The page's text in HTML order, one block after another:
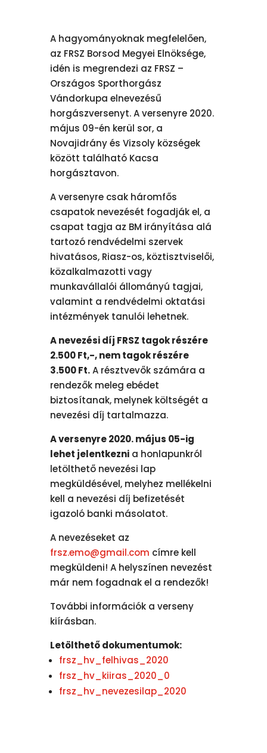
A hagyományoknak megfelelően,
az FRSZ Borsod Megyei Elnöksége,
idén is megrendezi az FRSZ –
Országos Sporthorgász
Vándorkupa elnevezésű
horgászversenyt. A versenyre 2020.
május 09-én kerül sor, a
Novajidrány és Vizsoly községek
között található Kacsa
horgásztavon.
A versenyre csak háromfős
csapatok nevezését fogadják el, a
csapat tagja az BM irányítása alá
tartozó rendvédelmi szervek
hivatásos, Riasz-os, köztisztviselői,
közalkalmazotti vagy
munkavállalói állományú tagjai,
valamint a rendvédelmi oktatási
intézmények tanulói lehetnek.
A nevezési díj FRSZ tagok részére
2.500 Ft,-, nem tagok részére
3.500 Ft.A résztvevők számára a
rendezők meleg ebédet
biztosítanak, melynek költségét a
nevezési díj tartalmazza.
A versenyre 2020. május 05-ig
lehet jelentkezni a honlapunkról
letölthető nevezési lap
megküldésével, melyhez mellékelni
kell a nevezési díj befizetését
igazoló banki másolatot.
A nevezéseket az
frsz.emo@gmail.com címre kell
megküldeni! A helyszínen nevezést
már nem fogadnak el a rendezők!
További információk a verseny
kiírásban.
Letölthető dokumentumok:
frsz_hv_felhivas_2020
frsz_hv_kiiras_2020_0
frsz_hv_nevezesilap_2020